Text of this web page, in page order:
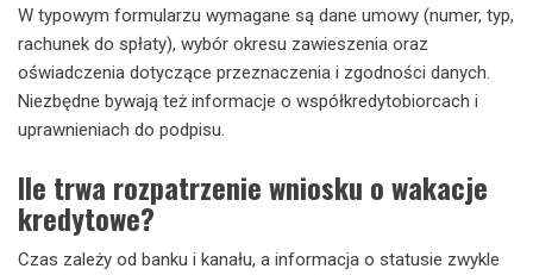
W typowym formularzu wymagane są dane umowy (numer, typ,
rachunek do spłaty), wybór okresu zawieszenia oraz
oświadczenia dotyczące przeznaczenia i zgodności danych.
Niezbędne bywają też informacje o współkredytobiorcach i
uprawnieniach do podpisu.
Ile trwa rozpatrzenie wniosku o wakacje
kredytowe?
Czas zależy od banku i kanału, a informacja o statusie zwykle